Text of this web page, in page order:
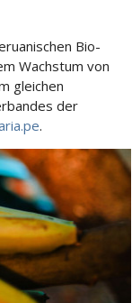
Bio-
Wachstum von
gleichen
der
.